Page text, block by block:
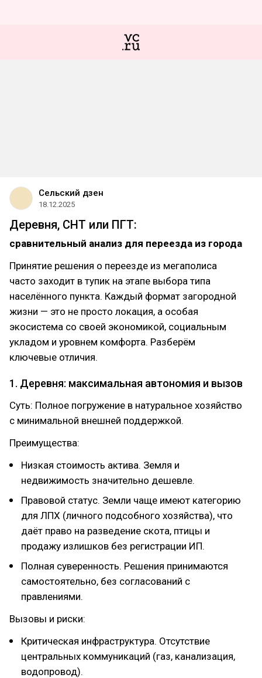
Сельский дзен
18.12.2025
Деревня, СНТ или ПГТ:
сравнительный анализ для переезда из города
Принятие решения о переезде из мегаполиса
часто заходит в тупик на этапе выбора типа
населённого пункта. Каждый формат загородной
жизни — это не просто локация, а особая
экосистема со своей экономикой, социальным
укладом и уровнем комфорта. Разберём
ключевые отличия.
1. Деревня: максимальная автономия и вызов
Суть: Полное погружение в натуральное хозяйство
с минимальной внешней поддержкой.
Преимущества:
Низкая стоимость актива. Земля и
недвижимость значительно дешевле.
Правовой статус. Земли чаще имеют категорию
для ЛПХ (личного подсобного хозяйства), что
даёт право на разведение скота, птицы и
продажу излишков без регистрации ИП.
Полная суверенность. Решения принимаются
самостоятельно, без согласований с
правлениями.
Вызовы и риски:
Критическая инфраструктура. Отсутствие
центральных коммуникаций (газ, канализация,
водопровод).